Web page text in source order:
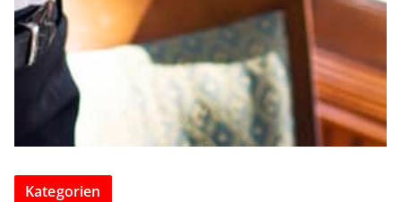
Kategorien